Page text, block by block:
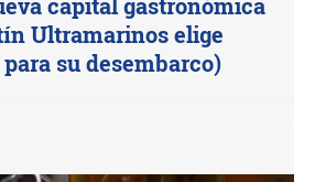
Ultramarinos elige
para su desembarco)